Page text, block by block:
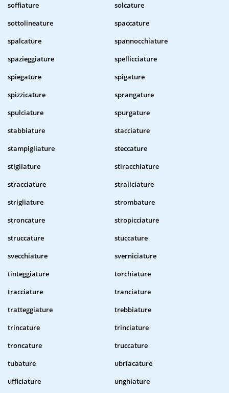
soffiature
solcature
sottolineature
spaccature
spalcature
spannocchiature
spazieggiature
spellicciature
spiegature
spigature
spizzicature
sprangature
spulciature
spurgature
stabbiature
stacciature
stampigliature
steccature
stigliature
stiracchiature
stracciature
straliciature
strigliature
strombature
stroncature
stropicciature
struccature
stuccature
svecchiature
sverniciature
tinteggiature
torchiature
tracciature
tranciature
tratteggiature
trebbiature
trincature
trinciature
troncature
truccature
tubature
ubriacature
ufficiature
unghiature